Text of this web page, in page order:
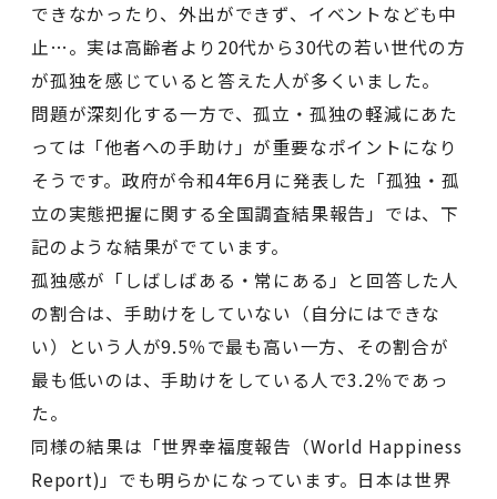
できなかったり、外出ができず、イベントなども中
止…。実は高齢者より20代から30代の若い世代の方
が孤独を感じていると答えた人が多くいました。
問題が深刻化する一方で、孤立・孤独の軽減にあた
っては「他者への手助け」が重要なポイントになり
そうです。政府が令和4年6月に発表した「孤独・孤
立の実態把握に関する全国調査結果報告」では、下
記のような結果がでています。
孤独感が「しばしばある・常にある」と回答した人
の割合は、手助けをしていない（自分にはできな
い）という人が9.5％で最も高い一方、その割合が
最も低いのは、手助けをしている人で3.2％であっ
た。
同様の結果は「世界幸福度報告（World Happiness
Report)」でも明らかになっています。日本は世界